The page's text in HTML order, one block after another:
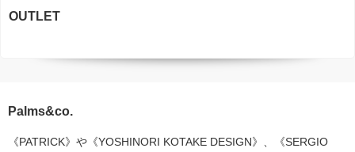
OUTLET
Palms&co.
《PATRICK》や《YOSHINORI KOTAKE DESIGN》、《SERGIO